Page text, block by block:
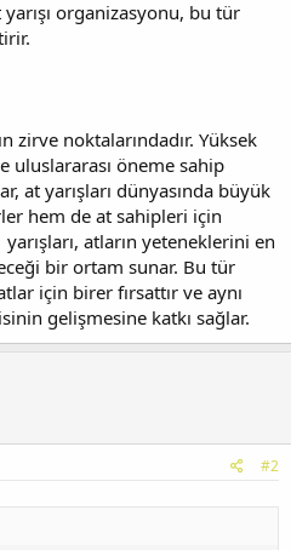
organizasyonu, bu tür
zirve noktalarındadır. Yüksek
uluslararası öneme sahip
at yarışları dünyasında büyük
hem de at sahipleri için
atların yeteneklerini en
bir ortam sunar. Bu tür
için birer fırsattır ve aynı
gelişmesine katkı sağlar.
#2